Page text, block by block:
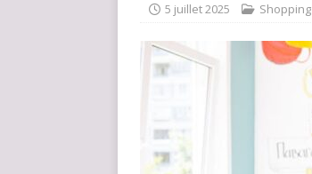
5 juillet 2025 Shopping